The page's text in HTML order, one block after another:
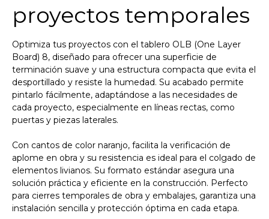
proyectos temporales
Optimiza tus proyectos con el tablero OLB (One Layer
Board) 8, diseñado para ofrecer una superficie de
terminación suave y una estructura compacta que evita el
desportillado y resiste la humedad. Su acabado permite
pintarlo fácilmente, adaptándose a las necesidades de
cada proyecto, especialmente en líneas rectas, como
puertas y piezas laterales.
Con cantos de color naranjo, facilita la verificación de
aplome en obra y su resistencia es ideal para el colgado de
elementos livianos. Su formato estándar asegura una
solución práctica y eficiente en la construcción. Perfecto
para cierres temporales de obra y embalajes, garantiza una
instalación sencilla y protección óptima en cada etapa.